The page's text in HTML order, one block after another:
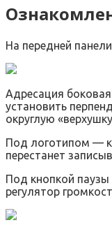
На передней
Адресация
установить
округлую
Под логотипом —
перестанет
Под кнопкой паузы
регулятор